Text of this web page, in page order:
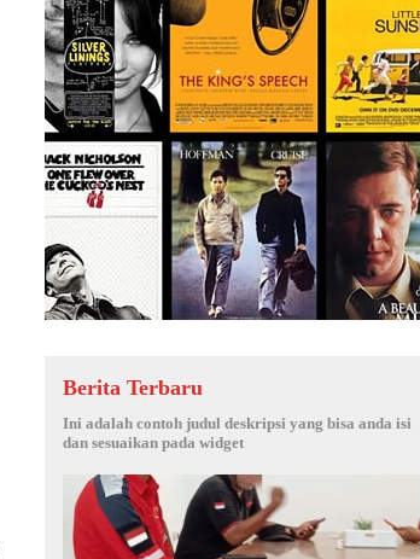
Berita Terbaru
Ini adalah contoh judul deskripsi yang bisa anda isi
dan sesuaikan pada widget